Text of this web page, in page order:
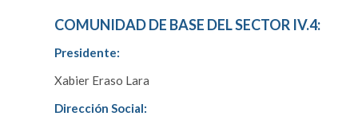
COMUNIDAD DE BASE DEL SECTOR IV.4:
Presidente:
Xabier Eraso Lara
Dirección Social: